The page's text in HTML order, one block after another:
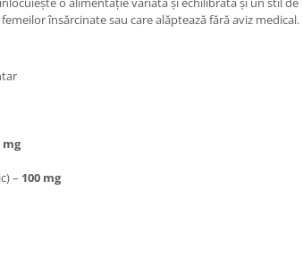
însărcinate sau care alăptează fără aviz medical.
mg
– 100 mg